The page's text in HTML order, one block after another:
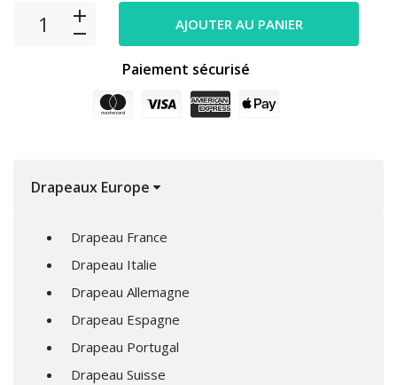
AJOUTER AU PANIER
Paiement sécurisé
Drapeaux Europe
Drapeau France
Drapeau Italie
Drapeau Allemagne
Drapeau Espagne
Drapeau Portugal
Drapeau Suisse